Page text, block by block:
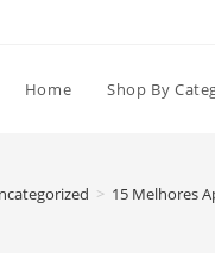
Home Shop By
> 15 Melhores